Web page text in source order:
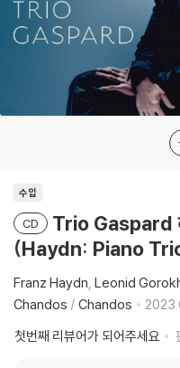
수입
CD
Trio Gaspard
(Haydn: Piano
Franz Haydn Leonid
Chandos / Chandos
첫번째 리뷰어가 되어주세요